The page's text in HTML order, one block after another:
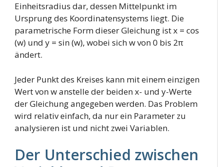
Einheitsradius dar, dessen Mittelpunkt im
Ursprung des Koordinatensystems liegt. Die
parametrische Form dieser Gleichung ist x = cos
(w) und y = sin (w), wobei sich w von 0 bis 2π
ändert.
Jeder Punkt des Kreises kann mit einem einzigen
Wert von w anstelle der beiden x- und y-Werte
der Gleichung angegeben werden. Das Problem
wird relativ einfach, da nur ein Parameter zu
analysieren ist und nicht zwei Variablen.
Der Unterschied zwischen